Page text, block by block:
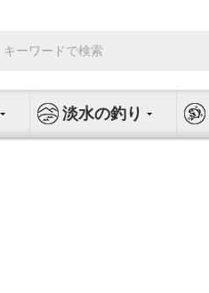
索:
淡水の釣り